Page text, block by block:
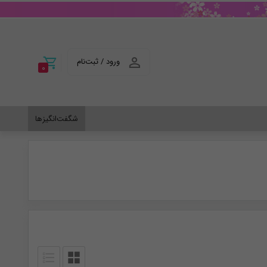
0
ورود / ثبت‌نام
شگفت‌انگیزها